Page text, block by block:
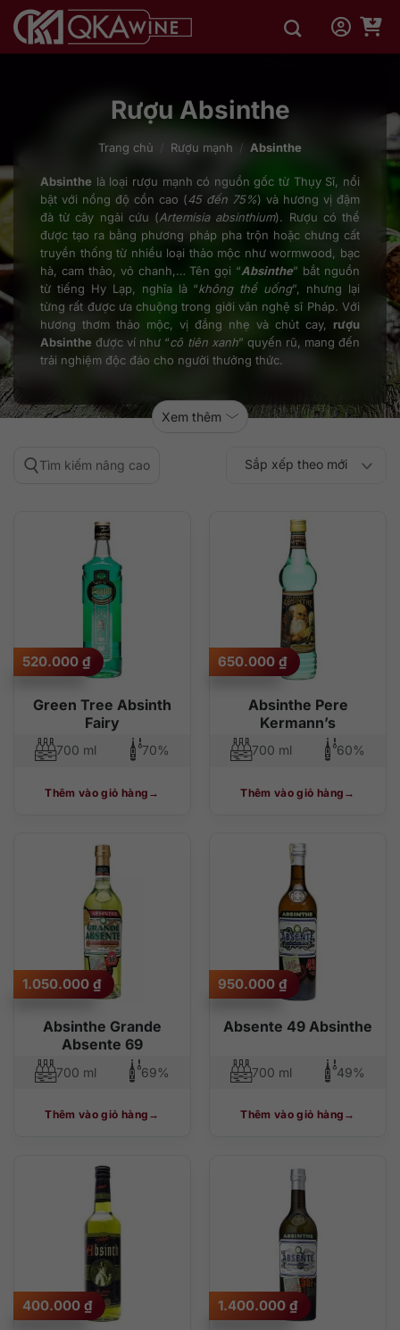
qua
Rượu Absinthe
Trang chủ Rượu mạnh / Absinthe
Absinthe là loại rượu mạnh có nguồn gốc từ Thụy Sĩ, nổi
bật với nồng độ cồn cao (45 đến 75%) và hương vị đậm
đà từ cây ngải cứu (Artemisia absinthium). Rượu có thể
được tạo ra bằng phương pháp pha trộn hoặc chưng cất
truyền thống từ nhiều loại thảo mộc như wormwood, bạc
hà, cam thảo, vỏ chanh,… Tên gọi “Absinthe” bắt nguồn
từ tiếng Hy Lạp, nghĩa là “không thể uống”, nhưng lại
từng rất được ưa chuộng trong giới văn nghệ sĩ Pháp. Với
hương thơm thảo mộc, vị đắng nhẹ và chút cay, rượu
Absinthe được ví như “cô tiên xanh” quyến rũ, mang đến
trải nghiệm độc đáo cho người thưởng thức.
Xem thêm
Tìm kiếm nâng cao Sắp xếp theo
độ phổ biến
Sắp xếp theo mới
thấp đến cao
cao đến thấp
Green Tree Absinth
Fairy
520.000 ₫
700 ml 70%
Thêm vào giỏ hàng
Absinthe Pere
Kermann’s
650.000 ₫
700 ml 60%
Thêm vào giỏ hàng
Absinthe Grande
Absente 69
1.050.000 ₫
700 ml 69%
Thêm vào giỏ hàng
Absente 49 Absinthe
950.000 ₫
700 ml 49%
Thêm vào giỏ hàng
400.000 ₫ 1.400.000 ₫